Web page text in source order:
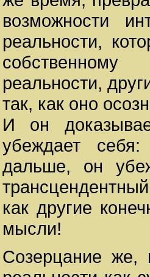
возможности
реальности,
реальности,
так, как оно
И он
убеждает
дальше, он
как другие
мысли!
Созерцание же,